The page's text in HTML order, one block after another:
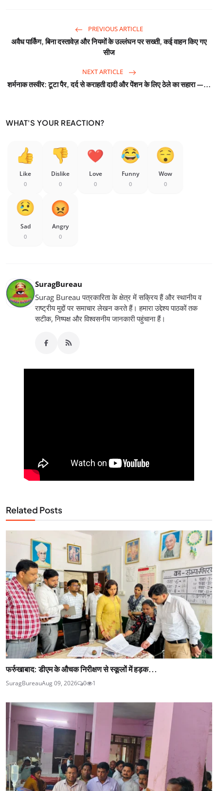
PREVIOUS ARTICLE
अवैध पार्किंग, बिना दस्तावेज़ और नियमों के उल्लंघन पर सख्ती, कई वाहन किए गए
सीज
NEXT ARTICLE
शर्मनाक तस्वीर: टूटा पैर, दर्द से कराहती दादी और पेंशन के लिए ठेले का सहारा —...
WHAT'S YOUR REACTION?
Like
0
Dislike
0
Love
0
Funny
0
Wow
0
Sad
0
Angry
0
SuragBureau
Surag Bureau पत्रकारिता के क्षेत्र में सक्रिय हैं और स्थानीय व
राष्ट्रीय मुद्दों पर समाचार लेखन करते हैं। हमारा उद्देश्य पाठकों तक
सटीक, निष्पक्ष और विश्वसनीय जानकारी पहुंचाना हैं।
Related Posts
फर्रुखाबाद: डीएम के औचक निरीक्षण से स्कूलों में हड़क...
SuragBureauAug 09, 2026 0 1